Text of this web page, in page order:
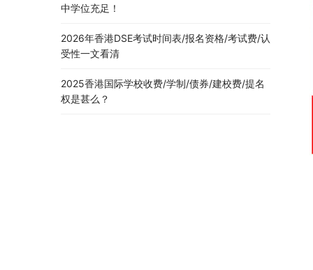
中学位充足！
2026年香港DSE考试时间表/报名资格/考试费/认
受性一文看清
2025香港国际学校收费/学制/债券/建校费/提名
权是甚么？